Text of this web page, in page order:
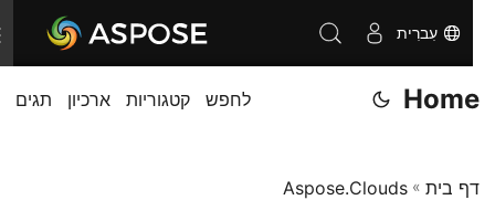
עִברִית
Home לחפש קטגוריות ארכיון תגים
דף בית»
Aspose.Clouds